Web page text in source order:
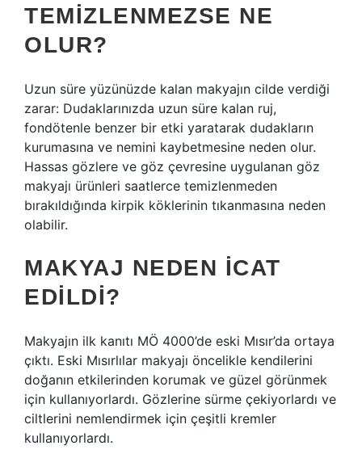
TEMIZLENMEZSE NE
OLUR?
Uzun süre yüzünüzde kalan makyajın cilde verdiği
zarar: Dudaklarınızda uzun süre kalan ruj,
fondötenle benzer bir etki yaratarak dudakların
kurumasına ve nemini kaybetmesine neden olur.
Hassas gözlere ve göz çevresine uygulanan göz
makyajı ürünleri saatlerce temizlenmeden
bırakıldığında kirpik köklerinin tıkanmasına neden
olabilir.
MAKYAJ NEDEN ICAT
EDILDI?
Makyajın ilk kanıtı MÖ 4000’de eski Mısır’da ortaya
çıktı. Eski Mısırlılar makyajı öncelikle kendilerini
doğanın etkilerinden korumak ve güzel görünmek
için kullanıyorlardı. Gözlerine sürme çekiyorlardı ve
ciltlerini nemlendirmek için çeşitli kremler
kullanıyorlardı.